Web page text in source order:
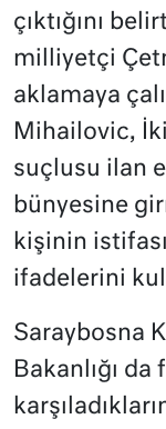
çıktığını
milliyetçi
aklamaya
Mihailovic,
suçlusu ilan
bünyesine
kişinin
ifadelerini
Saraybosna
Bakanlığı da